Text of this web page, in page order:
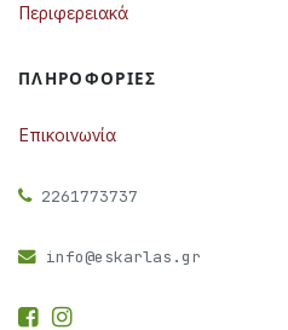
Περιφερειακά
ΠΛΗΡΟΦΟΡΊΕΣ
Επικοινωνία
2261773737
info@eskarlas.gr